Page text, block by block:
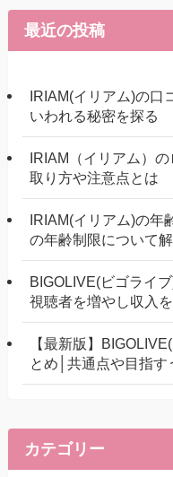
最近の投稿
IRIAM(イリアム)の口
いわれる秘密を探る
IRIAM（イリアム）
取り方や注意点とは
IRIAM(イリアム)の年
の年齢制限について
BIGOLIVE(ビゴライ
視聴者を増やし収入
【最新版】
とめ│共通点や目指す
カテゴリー